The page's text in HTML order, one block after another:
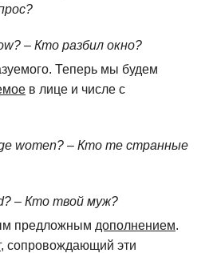
– Кто разбил окно?
Теперь мы будем
в лице и числе с
women? – Кто те странные
– Кто твой муж?
предложным дополнением.
, сопровождающий эти